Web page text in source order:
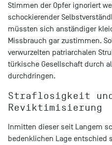
Stimmen der Opfer ignoriert
schockierender
müssten sich anständiger
Missbrauch gar zustimmen.
verwurzelten patriarchalen
türkische Gesellschaft durch
durchdringen.
Straflosigkeit
Reviktimisierung
Inmitten dieser seit Langem
bedenklichen Lage entschied